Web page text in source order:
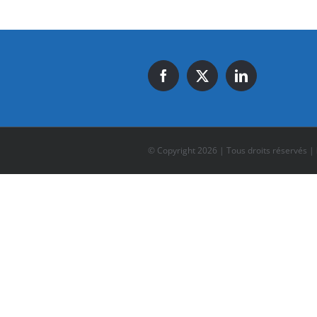
© Copyright 2026 | Tous droits réservés |